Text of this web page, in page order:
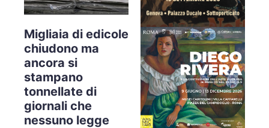
Migliaia di edicole
chiudono ma
ancora si
stampano
tonnellate di
giornali che
nessuno legge